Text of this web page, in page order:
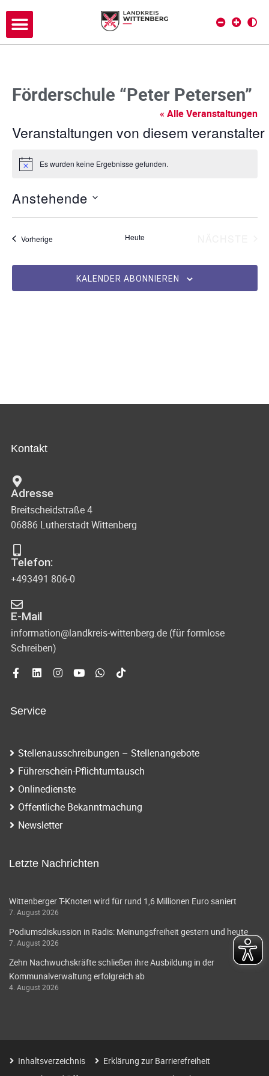
Förderschule “Peter Petersen”
« Alle Veranstaltungen
Veranstaltungen von diesem veranstalter
H
w
e
i
Es wurden keine Ergebnisse gefunden.
Anstehende
t
m
VorherigeVeranstaltungen Heute
KALENDER ABONNIEREN
Kontakt
Adresse
Breitscheidstraße 4
06886 Lutherstadt Wittenberg
Telefon:
+493491 806-0
E-Mail
information@landkreis-wittenberg.de (für formlose
Schreiben)
Service
Stellenausschreibungen – Stellenangebote
Führerschein-Pflichtumtausch
Onlinedienste
Öffentliche Bekanntmachung
Newsletter
Letzte Nachrichten
Wittenberger T-Knoten wird für rund 1,6 Millionen Euro saniert
7. August 2026
Podiumsdiskussion in Radis: Meinungsfreiheit gestern und heute
7. August 2026
Zehn Nachwuchskräfte schließen ihre Ausbildung in der
Kommunalverwaltung erfolgreich ab
4. August 2026
Inhaltsverzeichnis
Erklärung zur Barrierefreiheit